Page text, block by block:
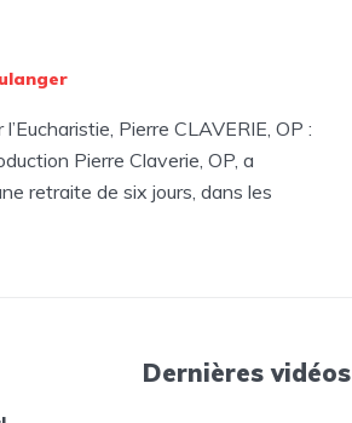
Pierre CLAVERIE, OP :
Pierre Claverie, OP, a
retraite de six jours, dans les
Dernières vidéos